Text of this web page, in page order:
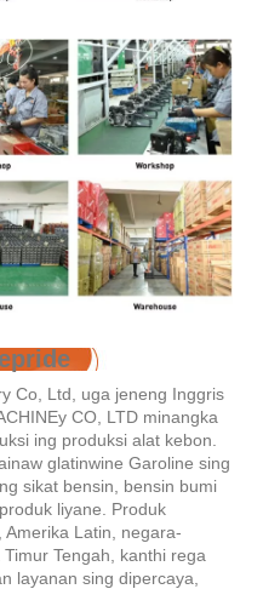
Co, Ltd, uga jeneng Inggris
CO, LTD minangka
ing produksi alat kebon.
glatinwine Garoline sing
sikat bensin, bensin bumi
liyane. Produk
Latin, negara-
Tengah, kanthi rega
layanan sing dipercaya,